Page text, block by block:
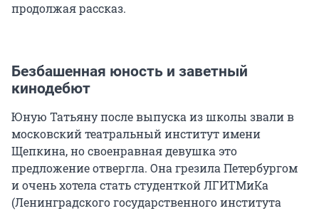
продолжая рассказ.
Безбашенная юность и заветный
кинодебют
Юную Татьяну после выпуска из школы звали в
московский театральный институт имени
Щепкина, но своенравная девушка это
предложение отвергла. Она грезила Петербургом
и очень хотела стать студенткой ЛГИТМиКа
(Ленинградского государственного института